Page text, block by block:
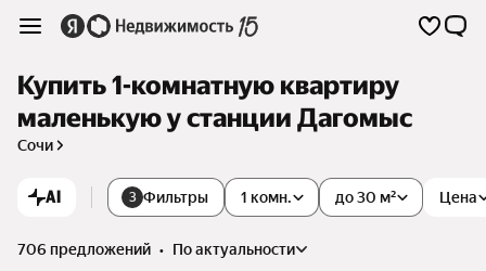
Купить 1-комнатную квартиру
маленькую у станции Дагомыс
Сочи
AI 3 Фильтры 1 комн. Цена
до 30 м²
706 предложений •
по актуальности